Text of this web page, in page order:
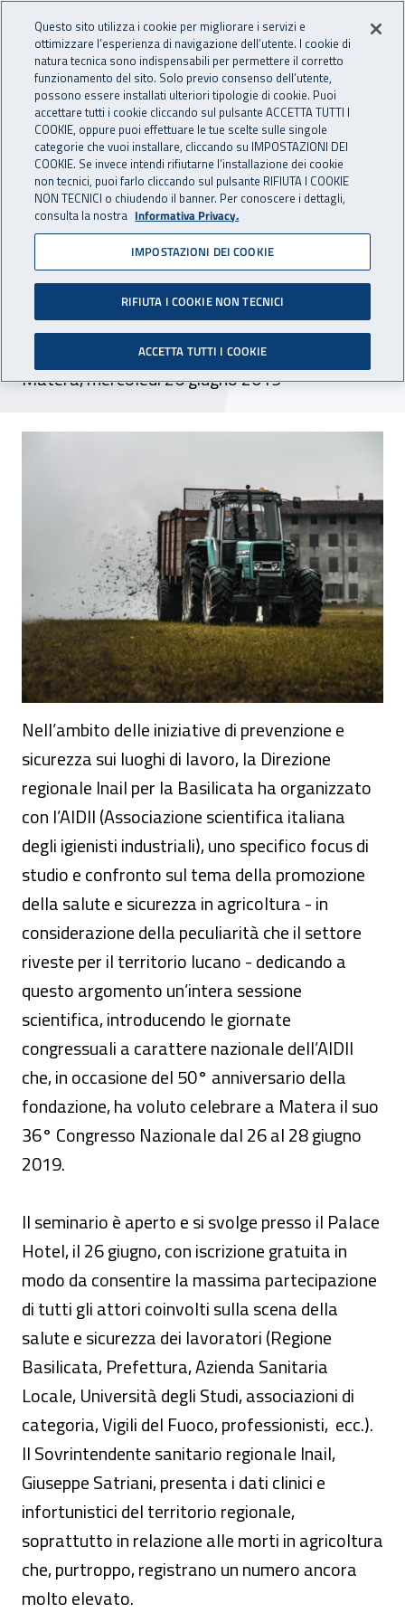
INAIL - Istituto Nazionale
Apri cerca
Navigazione principale
Navigazione - Ti trovi in:
Home Inail comunica Eventi
26 giugno 2019
Seminario - “Promozione
della salute e sicurezza in
agricoltura"
Matera, mercoledì 26 giugno 2019
Nell’ambito delle iniziative di prevenzione e
sicurezza sui luoghi di lavoro, la Direzione
regionale Inail per la Basilicata ha organizzato
con l’AIDII (Associazione scientifica italiana
degli igienisti industriali), uno specifico focus di
studio e confronto sul tema della promozione
della salute e sicurezza in agricoltura - in
considerazione della peculiarità che il settore
riveste per il territorio lucano - dedicando a
questo argomento un’intera sessione
scientifica, introducendo le giornate
congressuali a carattere nazionale dell’AIDII
che, in occasione del 50° anniversario della
fondazione, ha voluto celebrare a Matera il suo
36° Congresso Nazionale dal 26 al 28 giugno
2019.
Il seminario è aperto e si svolge presso il Palace
Hotel, il 26 giugno, con iscrizione gratuita in
modo da consentire la massima partecipazione
di tutti gli attori coinvolti sulla scena della
salute e sicurezza dei lavoratori (Regione
Basilicata, Prefettura, Azienda Sanitaria
Locale, Università degli Studi, associazioni di
categoria, Vigili del Fuoco, professionisti, ecc.).
Il Sovrintendente sanitario regionale Inail,
Giuseppe Satriani, presenta i dati clinici e
infortunistici del territorio regionale,
soprattutto in relazione alle morti in agricoltura
che, purtroppo, registrano un numero ancora
molto elevato.
Questo sito utilizza i cookie per migliorare i servizi e
ottimizzare l’esperienza di navigazione dell’utente. I cookie di
natura tecnica sono indispensabili per permettere il corretto
funzionamento del sito. Solo previo consenso dell’utente,
possono essere installati ulteriori tipologie di cookie. Puoi
accettare tutti i cookie cliccando sul pulsante ACCETTA TUTTI I
COOKIE, oppure puoi effettuare le tue scelte sulle singole
categorie che vuoi installare, cliccando su IMPOSTAZIONI DEI
COOKIE. Se invece intendi rifiutarne l’installazione dei cookie
non tecnici, puoi farlo cliccando sul pulsante RIFIUTA I COOKIE
NON TECNICI o chiudendo il banner. Per conoscere i dettagli,
consulta la nostra Informativa Privacy.
IMPOSTAZIONI DEI COOKIE
RIFIUTA I COOKIE NON TECNICI
ACCETTA TUTTI I COOKIE